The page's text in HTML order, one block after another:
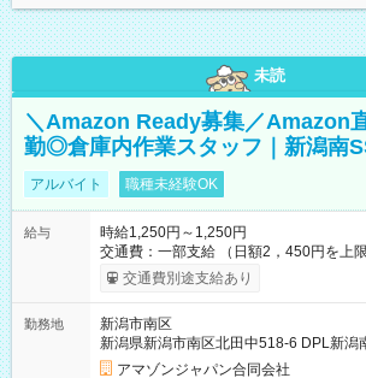
未読
＼Amazon Ready募集／Amazon
勤◎倉庫内作業スタッフ｜新潟南
アルバイト 職種未経験OK
給与
時給1,250円～1,250円
交通費：一部支給 （日額2，450円を上
実費支給） ※22:00～翌5:00までは時給25%UP！ ■給与前払い
制度あり ※前払い額の上限あり、手数料
交通費別途支給あり
勤務地
新潟市南区
新潟県新潟市南区北田中518-6 DPL新潟
アマゾンジャパン合同会社